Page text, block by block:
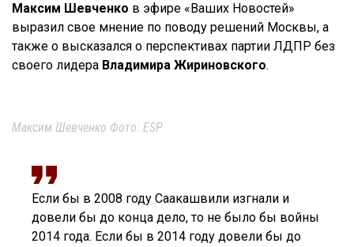
Максим Шевченко в эфире «Ваших Новостей»
выразил свое мнение по поводу решений Москвы, а
также о высказался о перспективах партии ЛДПР без
своего лидера Владимира Жириновского.
Максим Шевченко Фото: ESP
Если бы в 2008 году Саакашвили изгнали и
довели бы до конца дело, то не было бы войны
2014 года. Если бы в 2014 году довели бы до